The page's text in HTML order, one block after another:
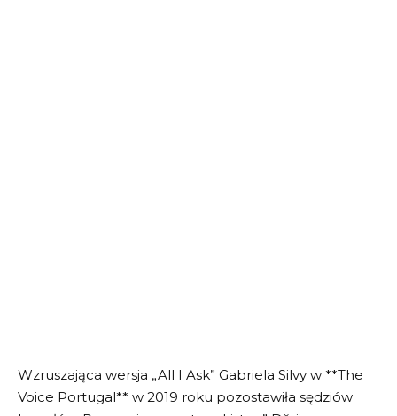
Wzruszająca wersja „All I Ask” Gabriela Silvy w **The
Voice Portugal** w 2019 roku pozostawiła sędziów